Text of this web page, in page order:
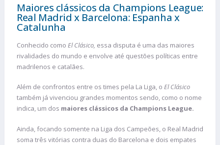
Maiores clássicos da Champions League:
Real Madrid x Barcelona: Espanha x
Catalunha
Conhecido como El Clásico, essa disputa é uma das maiores
rivalidades do mundo e envolve até questões políticas entre
madrilenos e catalães.
Além de confrontos entre os times pela La Liga, o El Clásico
também já vivenciou grandes momentos sendo, como o nome
indica, um dos maiores clássicos da Champions League.
Ainda, focando somente na Liga dos Campeões, o Real Madrid
soma três vitórias contra duas do Barcelona e dois empates